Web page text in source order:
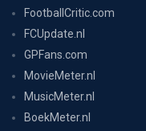
FootballCritic.com
FCUpdate.nl
GPFans.com
MovieMeter.nl
MusicMeter.nl
BoekMeter.nl